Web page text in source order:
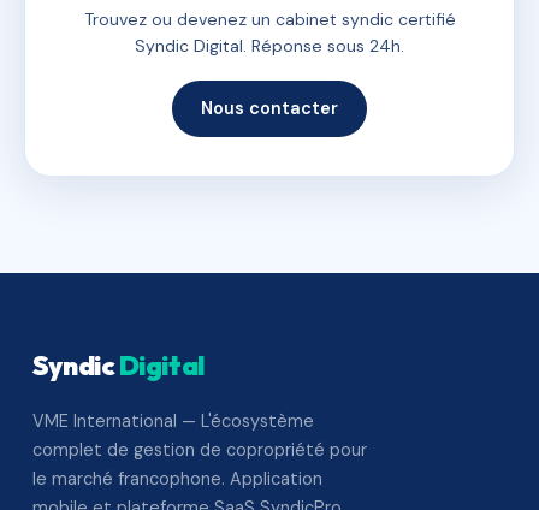
Trouvez ou devenez un cabinet syndic certifié
Syndic Digital. Réponse sous 24h.
Nous contacter
SyndicDigital
VME International — L'écosystème
complet de gestion de copropriété pour
le marché francophone. Application